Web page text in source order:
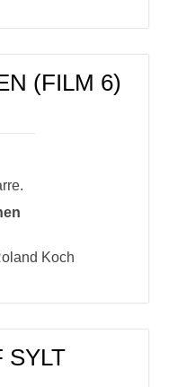
(FILM 6)
Koch
SYLT